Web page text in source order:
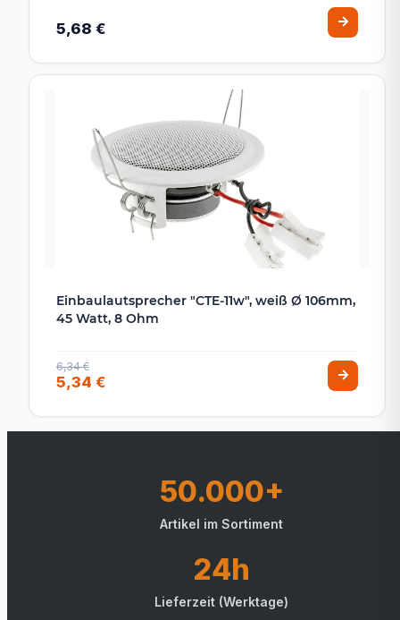
5,68 €
Einbaulautsprecher "CTE-11w", weiß Ø 106mm,
45 Watt, 8 Ohm
6,34 €
5,34 €
50.000+
Artikel im Sortiment
24h
Lieferzeit (Werktage)